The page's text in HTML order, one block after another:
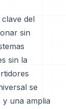
del
sin
sin la
se
y una amplia